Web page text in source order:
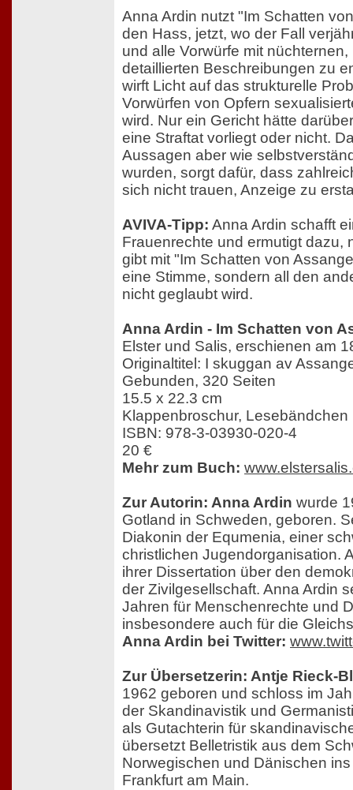
Anna Ardin nutzt "Im Schatten
den Hass, jetzt, wo der Fall
und alle Vorwürfe mit
detaillierten Beschreibungen zu
wirft Licht auf das strukturelle
Vorwürfen von Opfern
wird. Nur ein Gericht hätte
eine Straftat vorliegt oder nicht.
Aussagen aber wie
wurden, sorgt dafür, dass
sich nicht trauen, Anzeige zu
AVIVA-Tipp: Anna Ardin schafft
Frauenrechte und ermutigt dazu,
gibt mit "Im Schatten von
eine Stimme, sondern all den
nicht geglaubt wird.
Anna Ardin - Im Schatten von
Elster und Salis, erschienen am
Originaltitel: I skuggan av
Gebunden, 320 Seiten
15.5 x 22.3 cm
Klappenbroschur, Lesebändchen
ISBN: 978-3-03930-020-4
20 €
Mehr zum Buch:
Zur Autorin: Anna Ardin wurde
Gotland in Schweden, geboren.
Diakonin der Equmenia, einer
christlichen Jugendorganisation.
ihrer Dissertation über den
der Zivilgesellschaft. Anna Ardin
Jahren für Menschenrechte und
insbesondere auch für die
Anna Ardin bei Twitter:
Zur Übersetzerin: Antje Rieck-
1962 geboren und schloss im
der Skandinavistik und
als Gutachterin für
übersetzt Belletristik aus dem
Norwegischen und Dänischen
Frankfurt am Main.